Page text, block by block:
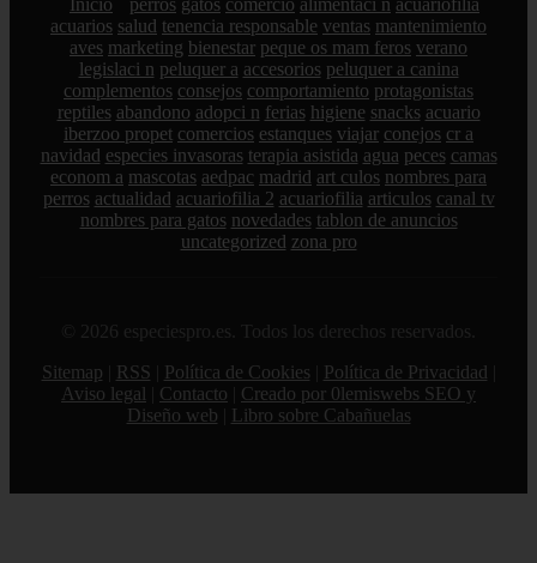
Inicio perros gatos comercio alimentaci n acuariofilia
acuarios salud tenencia responsable ventas mantenimiento
aves marketing bienestar peque os mam feros verano
legislaci n peluquer a accesorios peluquer a canina
complementos consejos comportamiento protagonistas
reptiles abandono adopci n ferias higiene snacks acuario
iberzoo propet comercios estanques viajar conejos cr a
navidad especies invasoras terapia asistida agua peces camas
econom a mascotas aedpac madrid art culos nombres para
perros actualidad acuariofilia 2 acuariofilia articulos canal tv
nombres para gatos novedades tablon de anuncios
uncategorized zona pro
© 2026 especiespro.es. Todos los derechos reservados.
Sitemap
RSS Política de Cookies Política de Privacidad
Aviso legal
Contacto
Creado por 0lemiswebs SEO y
Diseño web
Libro sobre Cabañuelas